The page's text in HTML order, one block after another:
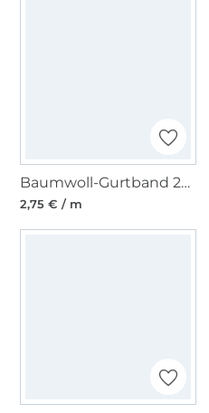
Baumwoll-Gurtband 25 mm, schwarz
2,75 € / m